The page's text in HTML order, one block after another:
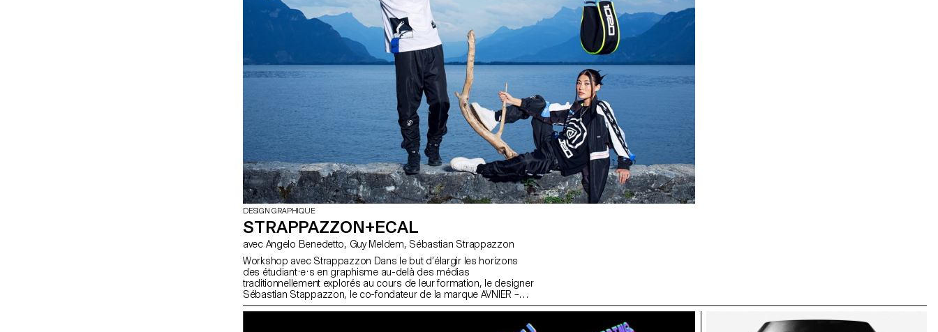
DESIGN GRAPHIQUE
STRAPPAZZON+ECAL
avec Angelo Benedetto, Guy Meldem, Sébastian Strappazzon
Workshop avec Strappazzon Dans le but d’élargir les horizons
des étudiant·e·s en graphisme au-delà des médias
traditionnellement explorés au cours de leur formation, le designer
Sébastian Stappazzon, le co-fondateur de la marque AVNIER –
l’une des marques streetwear les plus en vogue du moment